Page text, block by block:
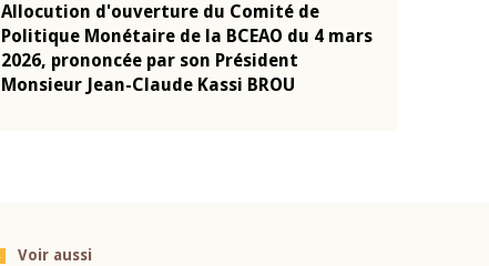
Allocution d'ouverture du Comité de
Politique Monétaire de la BCEAO du 4 mars
2026, prononcée par son Président
Monsieur Jean-Claude Kassi BROU
Voir aussi